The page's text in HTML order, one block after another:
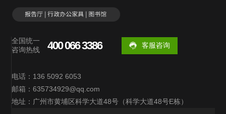
全国统一
咨询热线
400 066 3386 客服咨询
电话：136 5092 6053
邮箱：635734929@qq.com
地址：广州市黄埔区科学大道48号（科学大道48号E栋）